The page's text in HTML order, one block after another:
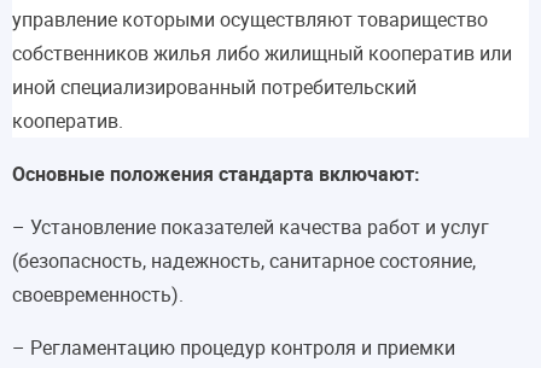
управление которыми осуществляют товарищество
собственников жилья либо жилищный кооператив или
иной специализированный потребительский
кооператив.
Основные положения стандарта включают:
– Установление показателей качества работ и услуг
(безопасность, надежность, санитарное состояние,
своевременность).
– Регламентацию процедур контроля и приемки